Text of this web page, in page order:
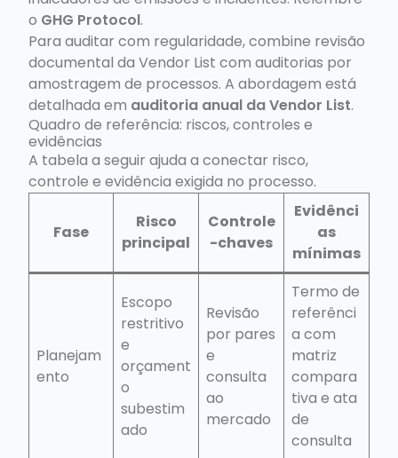
o GHG Protocol.
Para auditar com regularidade, combine revisão
documental da Vendor List com auditorias por
amostragem de processos. A abordagem está
detalhada em auditoria anual da Vendor List.
Quadro de referência: riscos, controles e
evidências
A tabela a seguir ajuda a conectar risco,
controle e evidência exigida no processo.
Fase
Risco
principal
Controle
-chaves
Evidênci
as
mínimas
Planejam
ento
Escopo
restritivo
e
orçament
o
subestim
ado
Revisão
por pares
e
consulta
ao
mercado
Termo de
referênci
a com
matriz
compara
tiva e ata
de
consulta